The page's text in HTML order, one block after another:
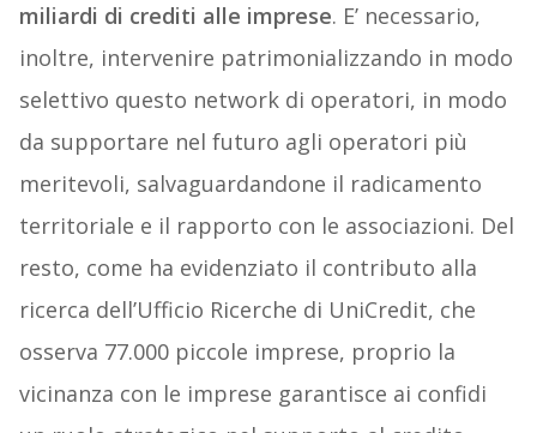
miliardi di crediti alle imprese. E’ necessario,
inoltre, intervenire patrimonializzando in modo
selettivo questo network di operatori, in modo
da supportare nel futuro agli operatori più
meritevoli, salvaguardandone il radicamento
territoriale e il rapporto con le associazioni. Del
resto, come ha evidenziato il contributo alla
ricerca dell’Ufficio Ricerche di UniCredit, che
osserva 77.000 piccole imprese, proprio la
vicinanza con le imprese garantisce ai confidi